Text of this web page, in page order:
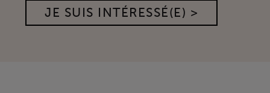
JE SUIS INTÉRESSÉ(E) >